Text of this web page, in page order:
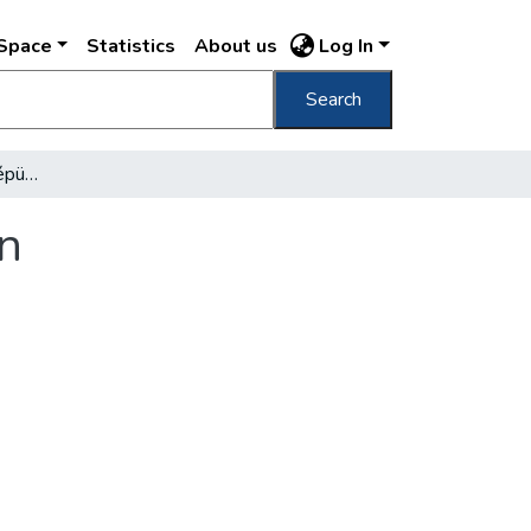
Statistics About us Log In
Search
Új sportlétesítmények épülnek a fővárosban